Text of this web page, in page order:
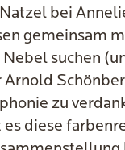
bei
gemeinsam
Nebel suchen
Arnold
zu
diese